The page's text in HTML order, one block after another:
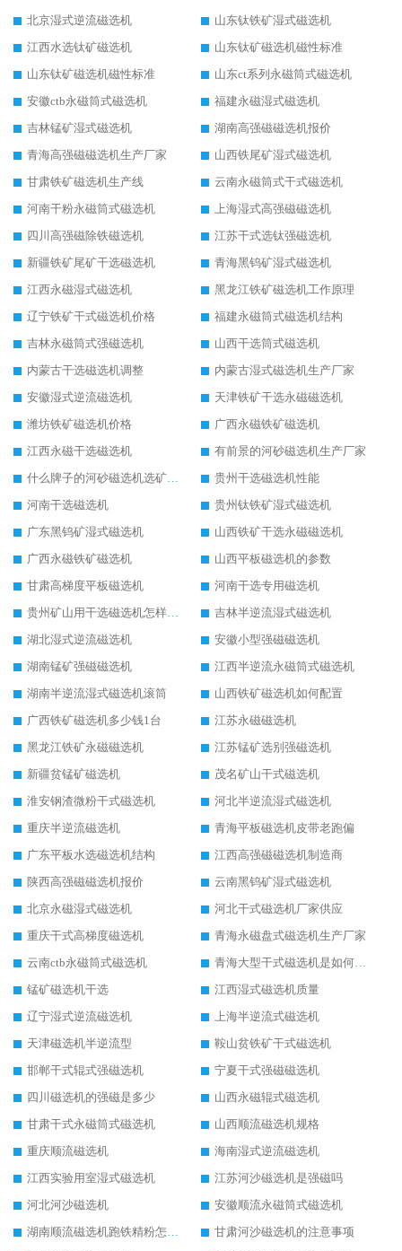
北京湿式逆流磁选机
山东钛铁矿湿式磁选机
江西水选钛矿磁选机
山东钛矿磁选机磁性标准
山东钛矿磁选机磁性标准
山东ct系列永磁筒式磁选机
安徽ctb永磁筒式磁选机
福建永磁湿式磁选机
吉林锰矿湿式磁选机
湖南高强磁磁选机报价
青海高强磁磁选机生产厂家
山西铁尾矿湿式磁选机
甘肃铁矿磁选机生产线
云南永磁筒式干式磁选机
河南干粉永磁筒式磁选机
上海湿式高强磁磁选机
四川高强磁除铁磁选机
江苏干式选钛强磁选机
新疆铁矿尾矿干选磁选机
青海黑钨矿湿式磁选机
江西永磁湿式磁选机
黑龙江铁矿磁选机工作原理
辽宁铁矿干式磁选机价格
福建永磁筒式磁选机结构
吉林永磁筒式强磁选机
山西干选筒式磁选机
内蒙古干选磁选机调整
内蒙古湿式磁选机生产厂家
安徽湿式逆流磁选机
天津铁矿干选永磁磁选机
潍坊铁矿磁选机价格
广西永磁铁矿磁选机
江西永磁干选磁选机
有前景的河砂磁选机生产厂家
什么牌子的河砂磁选机选矿效果好
贵州干选磁选机性能
河南干选磁选机
贵州钛铁矿湿式磁选机
广东黑钨矿湿式磁选机
山西铁矿干选永磁磁选机
广西永磁铁矿磁选机
山西平板磁选机的参数
甘肃高梯度平板磁选机
河南干选专用磁选机
贵州矿山用干选磁选机怎样调磁
吉林半逆流湿式磁选机
湖北湿式逆流磁选机
安徽小型强磁磁选机
湖南锰矿强磁磁选机
江西半逆流永磁筒式磁选机
湖南半逆流湿式磁选机滚筒
山西铁矿磁选机如何配置
广西铁矿磁选机多少钱1台
江苏永磁磁选机
黑龙江铁矿永磁磁选机
江苏锰矿选别强磁选机
新疆贫锰矿磁选机
茂名矿山干式磁选机
淮安钢渣微粉干式磁选机
河北半逆流湿式磁选机
重庆半逆流磁选机
青海平板磁选机皮带老跑偏
广东平板水选磁选机结构
江西高强磁磁选机制造商
陕西高强磁磁选机报价
云南黑钨矿湿式磁选机
北京永磁湿式磁选机
河北干式磁选机厂家供应
重庆干式高梯度磁选机
青海永磁盘式磁选机生产厂家
云南ctb永磁筒式磁选机
青海大型干式磁选机是如何选矿的
锰矿磁选机干选
江西湿式磁选机质量
辽宁湿式逆流磁选机
上海半逆流式磁选机
天津磁选机半逆流型
鞍山贫铁矿干式磁选机
邯郸干式辊式强磁选机
宁夏干式强磁磁选机
四川磁选机的强磁是多少
山西永磁辊式磁选机
甘肃干式永磁筒式磁选机
山西顺流磁选机规格
重庆顺流磁选机
海南湿式逆流磁选机
江西实验用室湿式磁选机
江苏河沙磁选机是强磁吗
河北河沙磁选机
安徽顺流永磁筒式磁选机
湖南顺流磁选机跑铁精粉怎么处理
甘肃河沙磁选机的注意事项